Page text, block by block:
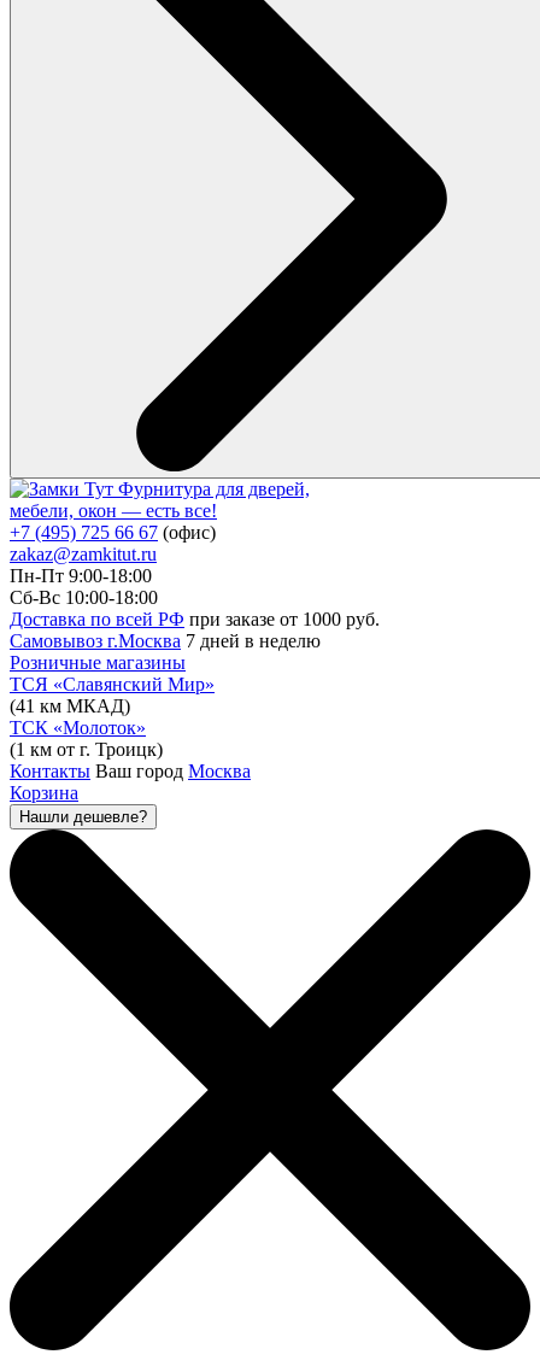
Фурнитура для дверей,
мебели, окон — есть все!
+7 (495) 725 66 67 (офис)
zakaz@zamkitut.ru
Пн-Пт 9:00-18:00
Сб-Вс 10:00-18:00
Доставка по всей РФ при заказе от 1000 руб.
Самовывоз г.Москва 7 дней в неделю
Розничные магазины
ТСЯ «Славянский Мир»
(41 км МКАД)
ТСК «Молоток»
(1 км от г. Троицк)
Контакты Ваш город Москва
Корзина
Нашли дешевле?